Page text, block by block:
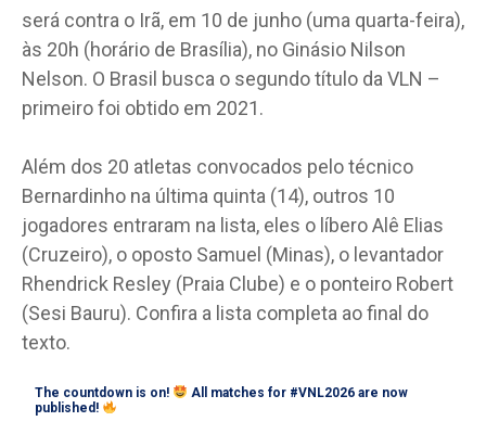
será contra o Irã, em 10 de junho (uma quarta-feira),
às 20h (horário de Brasília), no Ginásio Nilson
Nelson. O Brasil busca o segundo título da VLN –
primeiro foi obtido em 2021.
Além dos 20 atletas convocados pelo técnico
Bernardinho na última quinta (14), outros 10
jogadores entraram na lista, eles o líbero Alê Elias
(Cruzeiro), o oposto Samuel (Minas), o levantador
Rhendrick Resley (Praia Clube) e o ponteiro Robert
(Sesi Bauru). Confira a lista completa ao final do
texto.
The countdown is on! All matches for #VNL2026are now
published!